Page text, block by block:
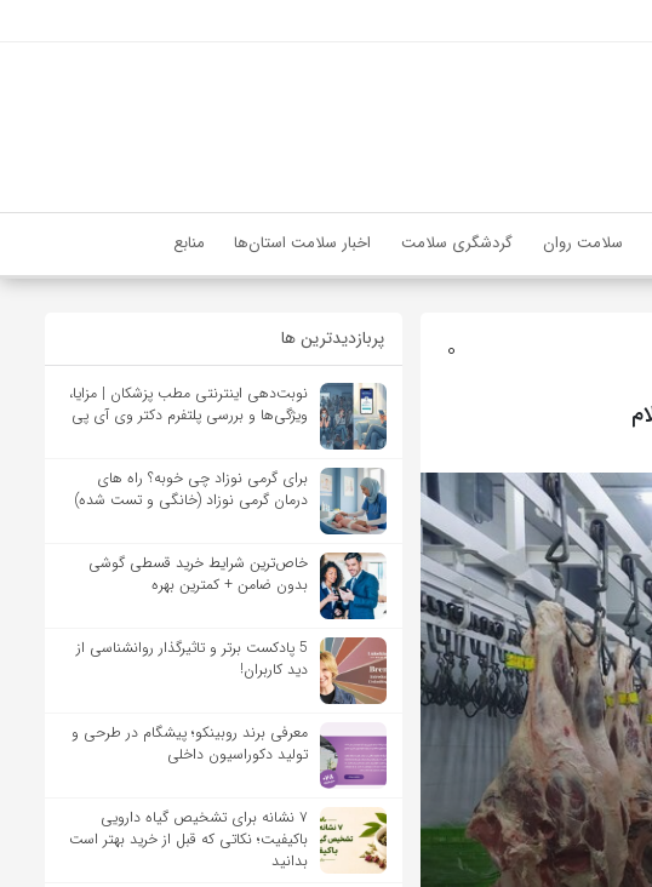
سلامت روان گردشگری سلامت اخبار سلامت استان‌ها منابع
0 پربازدیدترین ها
نوبت‌دهی اینترنتی مطب پزشکان | مزایا،
ویژگی‌ها و بررسی پلتفرم دکتر وی آی پی
برای گرمی نوزاد چی خوبه؟ راه های
درمان گرمی نوزاد (خانگی و تست شده)
خاص‌ترین شرایط خرید قسطی گوشی
بدون ضامن + کمترین بهره
5 پادکست برتر و تاثیرگذار روانشناسی از
دید کاربران!
معرفی برند روبینکو؛ پیشگام در طرحی و
تولید دکوراسیون داخلی
۷ نشانه برای تشخیص گیاه دارویی
باکیفیت؛ نکاتی که قبل از خرید بهتر است
بدانید